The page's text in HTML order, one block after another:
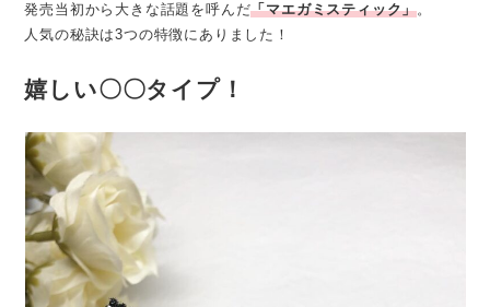
発売当初から大きな話題を呼んだ「マエガミスティック」。
人気の秘訣は3つの特徴にありました！
嬉しい〇〇タイプ！